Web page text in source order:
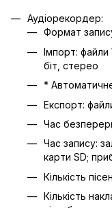
Аудіорекордер:
Формат
Імпорт: файли
біт, стерео
*
Експорт:
Час
Час запису:
карти SD;
Кількість
Кількість